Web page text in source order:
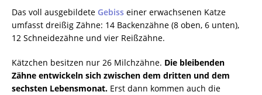
Das voll ausgebildete Gebiss einer erwachsenen Katze
umfasst dreißig Zähne: 14 Backenzähne (8 oben, 6 unten),
12 Schneidezähne und vier Reißzähne.
Kätzchen besitzen nur 26 Milchzähne. Die bleibenden
Zähne entwickeln sich zwischen dem dritten und dem
sechsten Lebensmonat. Erst dann kommen auch die